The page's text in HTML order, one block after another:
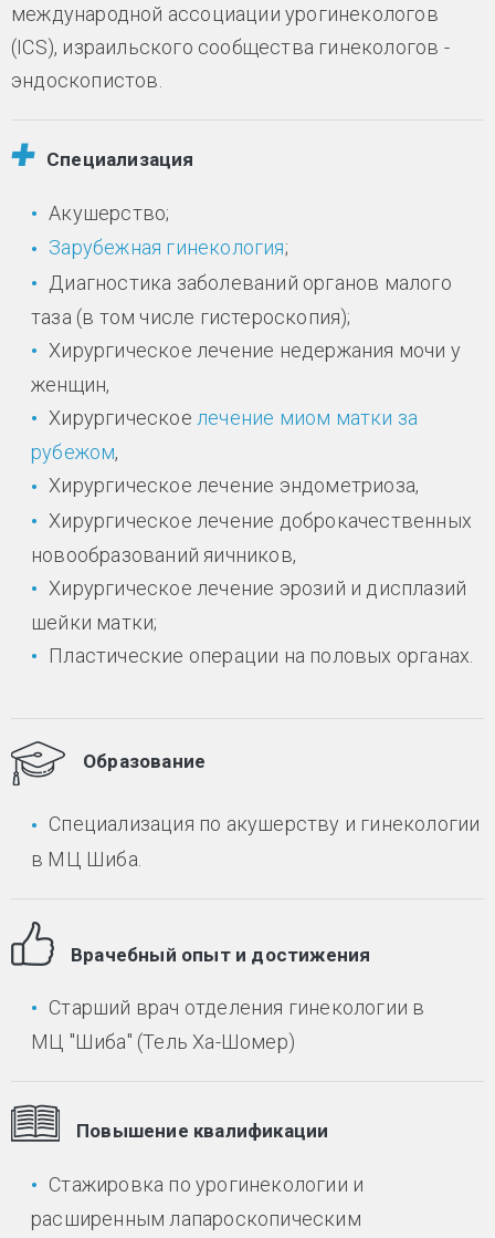
международной ассоциации урогинекологов
(ICS), израильского сообщества гинекологов -
эндоскопистов.
Специализация
Акушерство;
Зарубежная гинекология;
Диагностика заболеваний органов малого
таза (в том числе гистероскопия);
Хирургическое лечение недержания мочи у
женщин,
Хирургическое лечение миом матки за
рубежом,
Хирургическое лечение эндометриоза,
Хирургическое лечение доброкачественных
новообразований яичников,
Хирургическое лечение эрозий и дисплазий
шейки матки;
Пластические операции на половых органах.
Образование
Специализация по акушерству и гинекологии
в МЦ Шиба.
Врачебный опыт и достижения
Cтарший врач отделения гинекологии в
МЦ "Шиба" (Тель Ха-Шомер)
Повышение квалификации
Стажировка по урогинекологии и
расширенным лапароскопическим